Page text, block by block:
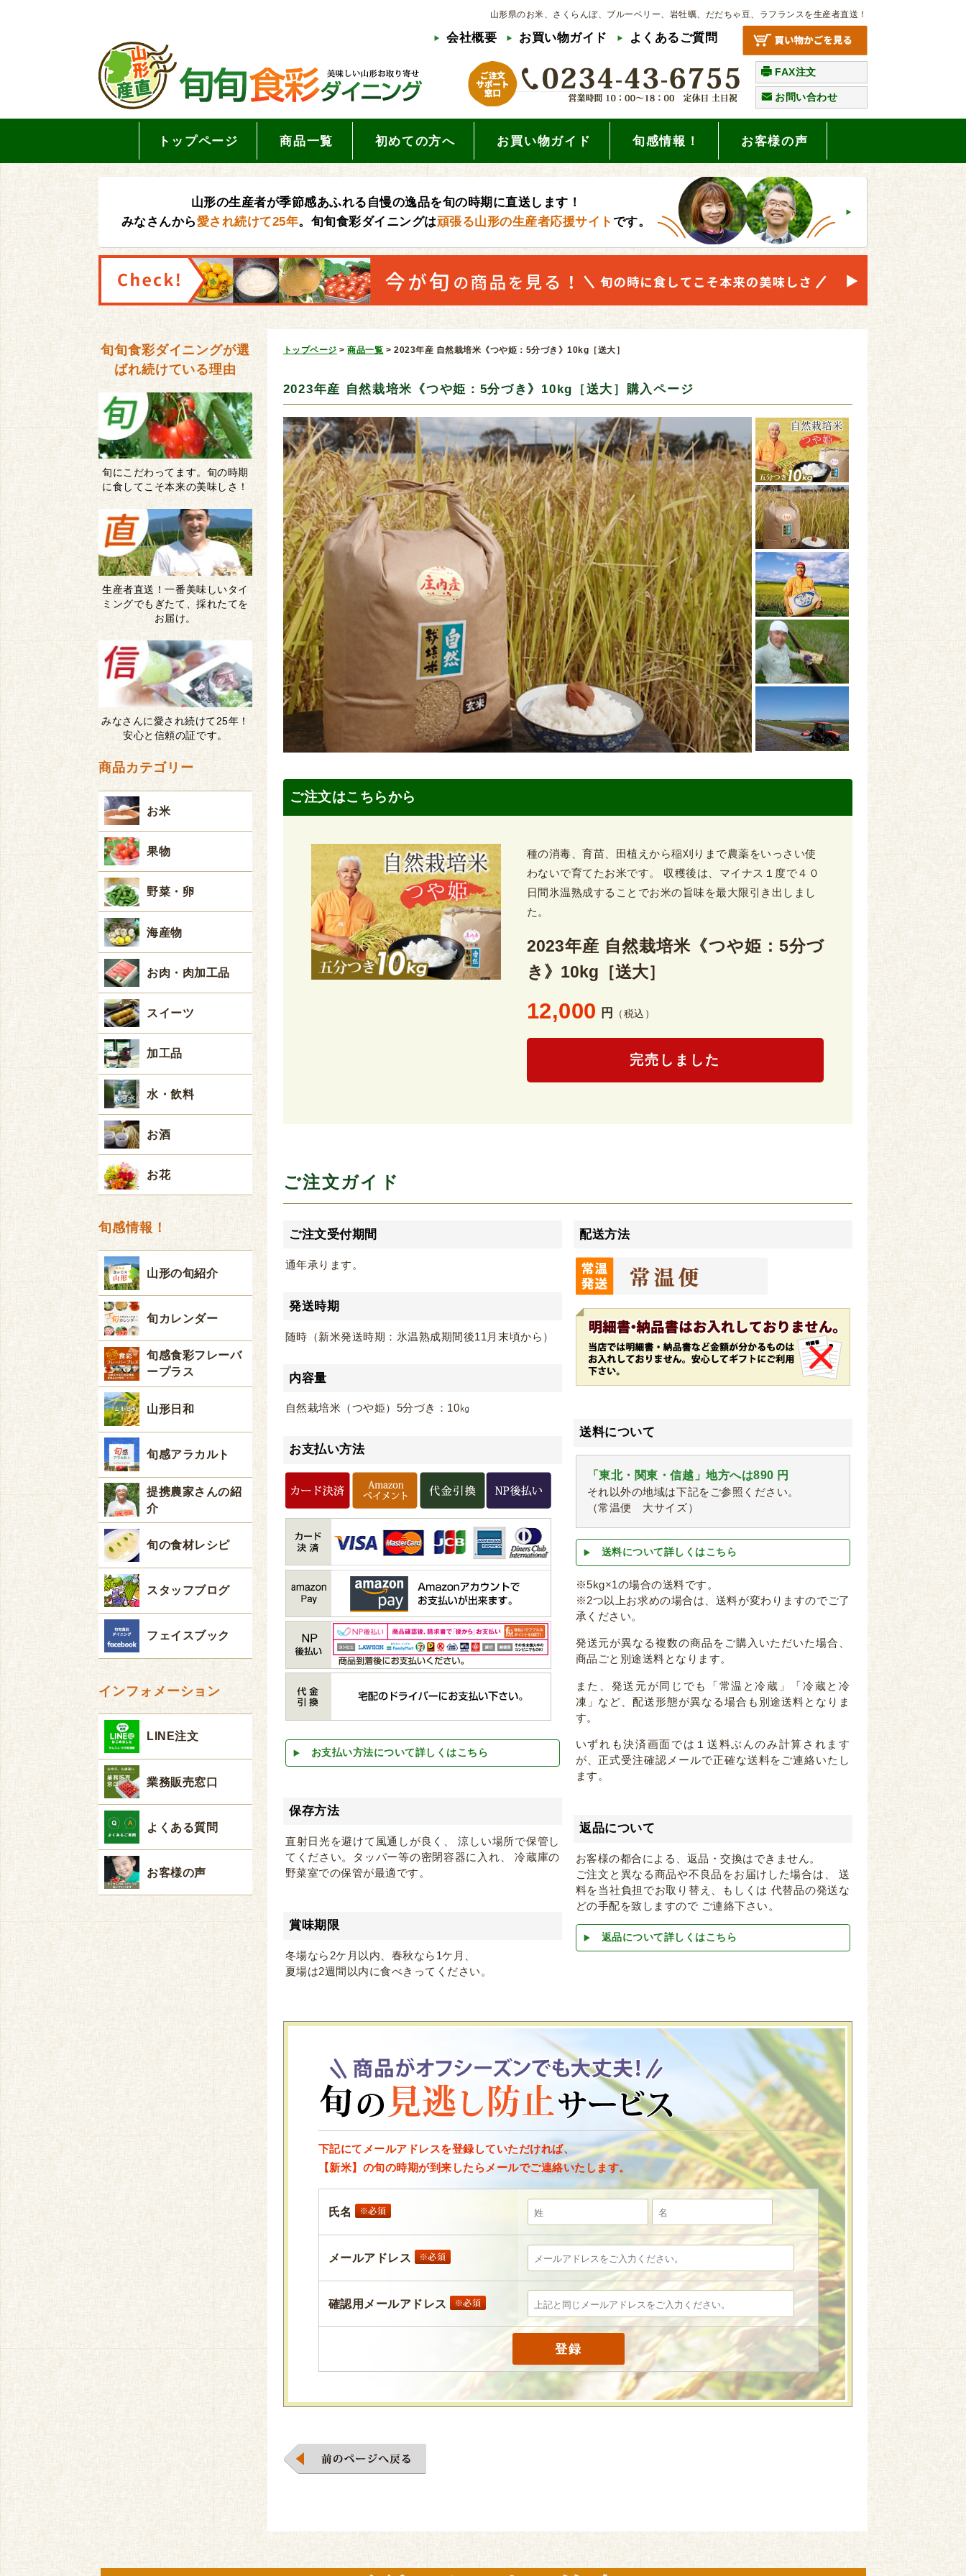
山形県のお米、さくらんぼ、ブルーベリー、岩牡蠣、だだちゃ豆、ラフランスを生産者直送！
会社概要 お買い物ガイド よくあるご質問
FAX注文
お問い合わせ
トップページ 商品一覧 初めての方へ お買い物ガイド 旬感情報！ お客様の声
山形の生産者が季節感あふれる自慢の逸品を旬の時期に直送します！
みなさんから愛され続けて25年。旬旬食彩ダイニングは頑張る山形の生産者応援サイト です。
トップページ >商品一覧 > 2023年産 自然栽培米《つや姫：5分づき》10kg［送大］
2023年産 自然栽培米《つや姫：5分づき》10kg［送大］購入ページ
ご注文はこちらから
種の消毒、育苗、田植えから稲刈りまで農薬をいっさい使
わないで育てたお米です。 収穫後は、マイナス１度で４０
日間氷温熟成することでお米の旨味を最大限引き出しまし
た。
2023年産 自然栽培米《つや姫：5分づ
き》10kg［送大］
12,000 円 （税込）
完売しました
ご注文ガイド
ご注文受付期間
通年承ります。
発送時期
随時（新米発送時期：氷温熟成期間後11月末頃から）
内容量
自然栽培米（つや姫）5分づき：10㎏
お支払い方法
お支払い方法について詳しくはこちら
保存方法
直射日光を避けて風通しが良く、 涼しい場所で保管し
てください。タッパー等の密閉容器に入れ、 冷蔵庫の
野菜室での保管が最適です。
賞味期限
冬場なら2ケ月以内、春秋なら1ケ月、
夏場は2週間以内に食べきってください。
配送方法
送料について
「東北・関東・信越」地方へは890 円
それ以外の地域は下記をご参照ください。
（常温便 大サイズ）
送料について詳しくはこちら
※5kg×1の場合の送料です。
※2つ以上お求めの場合は、送料が変わりますのでご了
承ください。
発送元が異なる複数の商品をご購入いただいた場合、
商品ごと別途送料となります。
また、発送元が同じでも「常温と冷蔵」「冷蔵と冷
凍」など、配送形態が異なる場合も別途送料となりま
す。
いずれも決済画面では１送料ぶんのみ計算されます
が、正式受注確認メールで正確な送料をご連絡いたし
ます。
返品について
お客様の都合による、返品・交換はできません。
ご注文と異なる商品や不良品をお届けした場合は、 送
料を当社負担でお取り替え、もしくは 代替品の発送な
どの手配を致しますので ご連絡下さい。
返品について詳しくはこちら
下記にてメールアドレスを登録していただければ、
【新米】の旬の時期が到来したらメールでご連絡いたします。
氏名
メールアドレス
確認用メールアドレス
旬旬食彩ダイニングが選
ばれ続けている理由
旬にこだわってます。旬の時期
に食してこそ本来の美味しさ！
生産者直送！一番美味しいタイ
ミングでもぎたて、採れたてを
お届け。
みなさんに愛され続けて25年！
安心と信頼の証です。
商品カテゴリー
お米
果物
野菜・卵
海産物
お肉・肉加工品
スイーツ
加工品
水・飲料
お酒
お花
旬感情報！
山形の旬紹介
旬カレンダー
旬感食彩フレーバ
ープラス
山形日和
旬感アラカルト
提携農家さんの紹
介
旬の食材レシピ
スタッフブログ
フェイスブック
インフォメーション
LINE注文
業務販売窓口
よくある質問
お客様の声